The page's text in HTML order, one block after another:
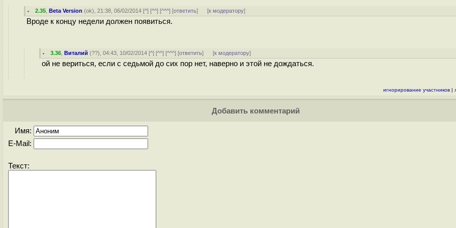
2.35 ,Beta Version (ok), 21:38, 06/02/2014 [^] [^^] [^^^] [ответить] [к модератору]
Вроде к концу недели должен появиться.
3.36 ,Виталий (??), 04:43, 10/02/2014 [^] [^^] [^^^] [ответить] [к модератору]
ой не вериться, если с седьмой до сих пор нет, наверно и этой не дождаться.
игнорирование участников |
Добавить комментарий
Имя:
E-Mail:
Текст: